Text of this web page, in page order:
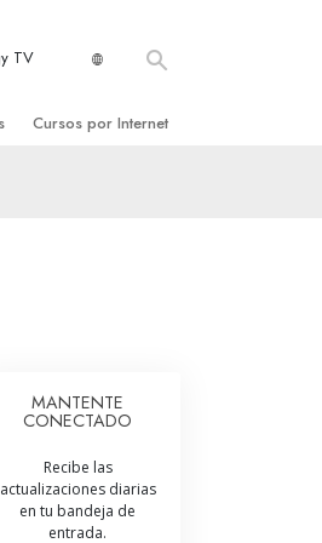
TV
Cursos por Internet
y Lesiones
Honestidad
MANTENTE
CONECTADO
Recibe las
actualizaciones diarias
en tu bandeja de
entrada.